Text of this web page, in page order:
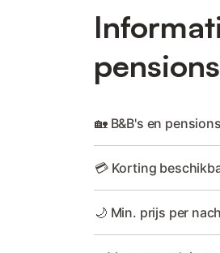
🏡 B&B's en
💳 Korting
🌙 Min. prijs per